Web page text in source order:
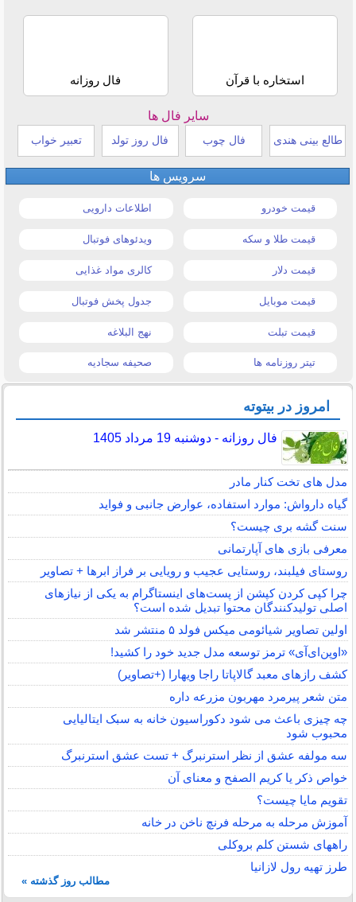
استخاره با قرآن فال روزانه
سایر فال ها
طالع بینی هندی فال چوب فال روز تولد تعبیر خواب
سرویس ها
قیمت خودرو اطلاعات دارویی
قیمت طلا و سکه ویدئوهای فوتبال
قیمت دلار کالری مواد غذایی
قیمت موبایل جدول پخش فوتبال
قیمت تبلت نهج البلاغه
تیتر روزنامه ها صحیفه سجادیه
امروز در بیتوته
فال روزانه - دوشنبه 19 مرداد 1405
مدل های تخت کنار مادر
گیاه دارواش: موارد استفاده، عوارض جانبی و فواید
سنت گشه بری چیست؟
معرفی بازی های آپارتمانی
روستای فیلبند، روستایی عجیب و رویایی بر فراز ابرها + تصاویر
چرا کپی کردن کپشن از پست‌های اینستاگرام به یکی از نیازهای
اصلی تولیدکنندگان محتوا تبدیل شده است؟
اولین تصاویر شیائومی میکس فولد ۵ منتشر شد
«اوپن‌ای‌آی» ترمز توسعه مدل جدید خود را کشید!
کشف رازهای معبد گالاپاتا راجا ویهارا (+تصاویر)
متن شعر پیرمرد مهربون مزرعه داره
چه چیزی باعث می شود دکوراسیون خانه به سبک ایتالیایی
محبوب شود
سه مولفه عشق از نظر استرنبرگ + تست عشق استرنبرگ
خواص ذکر یا کریم الصفح و معنای آن
تقویم مایا چیست؟
آموزش مرحله به مرحله فرنچ ناخن در خانه
راههای شستن کلم بروکلی
طرز تهیه رول لازانیا
مطالب روز گذشته »